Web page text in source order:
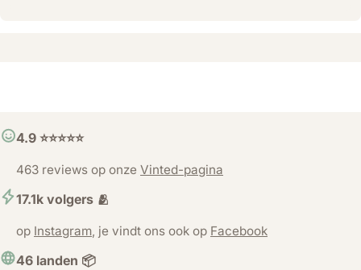
4.9 ⭐️⭐️⭐️⭐️⭐️
463 reviews op onze Vinted-pagina
17.1k volgers 🫂
op Instagram, je vindt ons ook op Facebook
46 landen 📦